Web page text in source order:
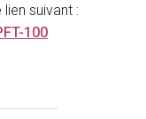
suivant :
100